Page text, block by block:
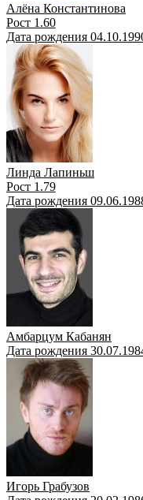
Алёна Константинова
Рост 1.60
Дата рождения
Линда Лапиньш
Рост 1.79
Дата рождения
Амбарцум Кабанян
Дата рождения
Игорь Грабузов